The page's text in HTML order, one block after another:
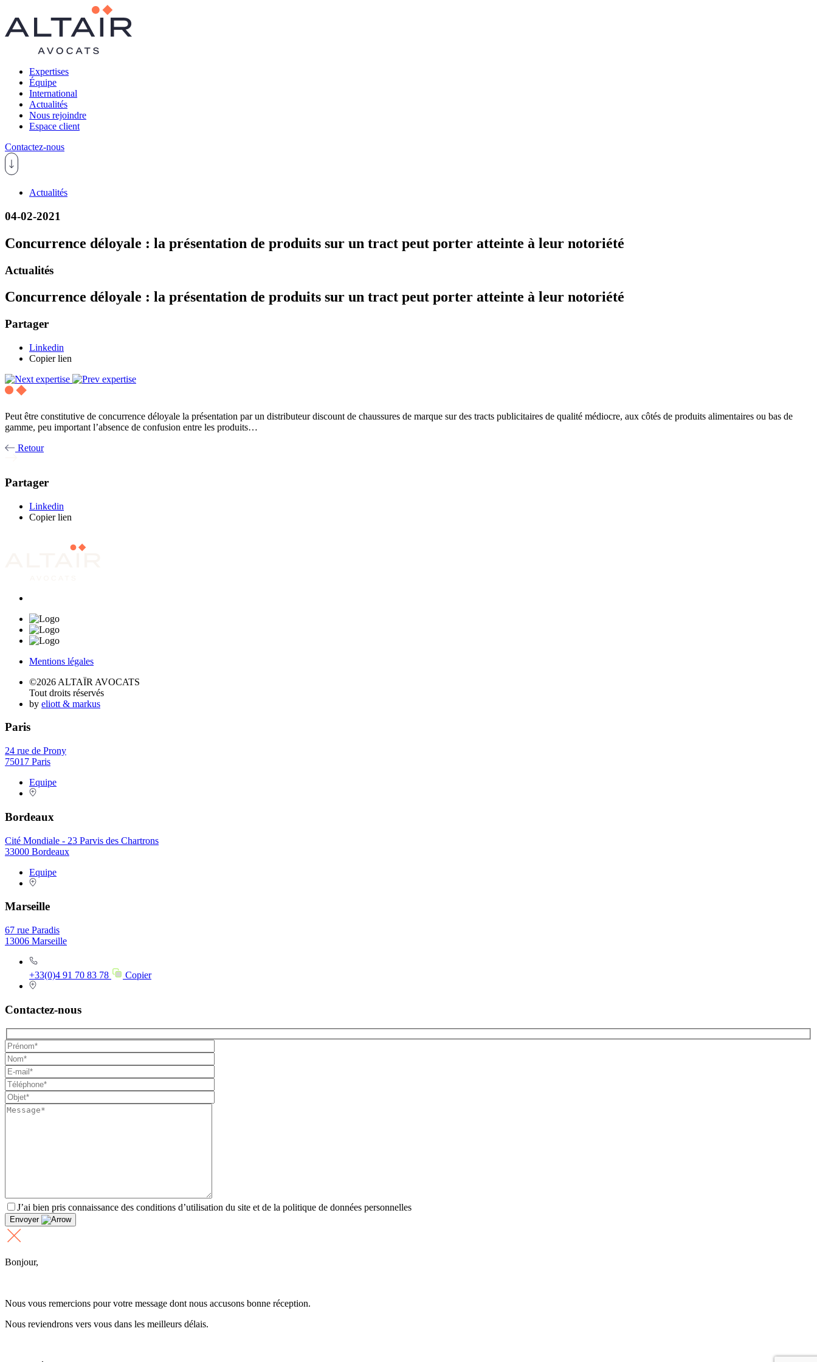
Expertises
Équipe
International
Actualités
Nous rejoindre
Espace client
Contactez-nous
Actualités
04-02-2021
Concurrence déloyale : la présentation de produits sur un tract peut porter atteinte à leur notoriété
Actualités
Concurrence déloyale : la présentation de produits sur un tract peut porter atteinte à leur notoriété
Partager
Linkedin
Copier lien
Peut être constitutive de concurrence déloyale la présentation par un distributeur discount de chaussures de marque sur des tracts publicitaires de qualité médiocre, aux côtés de produits alimentaires ou bas de
gamme, peu important l’absence de confusion entre les produits…
Retour
Partager
Linkedin
Copier lien
Mentions légales
©2026 ALTAÏR AVOCATS
Tout droits réservés
by eliott & markus
Paris
24 rue de Prony
75017 Paris
Equipe
Bordeaux
Cité Mondiale - 23 Parvis des Chartrons
33000 Bordeaux
Equipe
Marseille
67 rue Paradis
13006 Marseille
+33(0)4 91 70 83 78 Copier
Contactez-nous
J’ai bien pris connaissance des conditions d’utilisation du site et de la politique de données personnelles
Envoyer
Bonjour,
Nous vous remercions pour votre message dont nous accusons bonne réception.
Nous reviendrons vers vous dans les meilleurs délais.